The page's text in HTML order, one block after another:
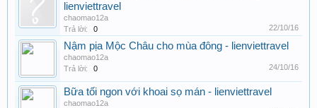
lienviettravel
chaomao12a
Trả lời:
0 22/10/16
Nậm pịa Mộc Châu cho mùa đông - lienviettravel
chaomao12a
Trả lời:
0 24/10/16
Bữa tối ngon với khoai sọ mán - lienviettravel
chaomao12a